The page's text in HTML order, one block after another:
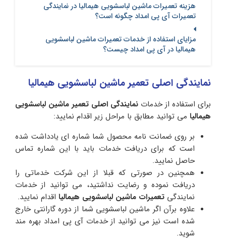
هزینه تعمیرات ماشین لباسشویی هیمالیا در نمایندگی
تعمیرات آی پی امداد چگونه است؟
مزایای استفاده از خدمات تعمیرات ماشین لباسشویی
هیمالیا در آی پی امداد چیست؟
نمایندگی اصلی تعمیر ماشین لباسشویی هیمالیا
برای استفاده از خدمات نمایندگی اصلی تعمیر ماشین لباسشویی
هیمالیا می توانید مطابق با مراحل زیر اقدام نمایید:
بر روی ضمانت نامه محصول شما شماره ای یادداشت شده
است که برای دریافت خدمات باید با این شماره تماس
حاصل نمایید.
همچنین در صورتی که قبلا از این شرکت خدماتی را
دریافت نموده و رضایت نداشتید، می توانید از خدمات
نمایندگی تعمیرات ماشین لباسشویی هیمالیا اقدام نمایید.
علاوه برآن اگر ماشین لباسشویی شما از دوره گارانتی خارج
شده است نیز می توانید از خدمات آی پی امداد بهره مند
شوید.